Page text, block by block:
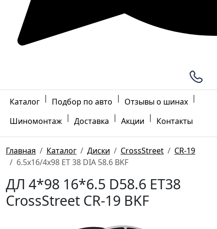
Каталог | Подбор по авто | Отзывы о шинах |
Шиномонтаж | Доставка | Акции | Контакты
Главная Каталог Диски CrossStreet
CR-19
6.5x16/4x98 ET 38 DIA 58.6 BKF
ДЛ 4*98 16*6.5 D58.6 ET38
CrossStreet CR-19 BKF